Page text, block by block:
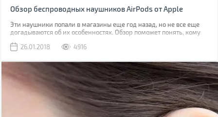
Обзор беспроводных наушников AirPods от Apple
Эти наушники попали в магазины еще год назад, но не все еще
догадываются об их особенностях. Обзор поможет понять, кому
26.01.2018
4916